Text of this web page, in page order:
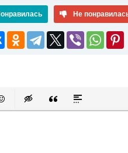
Не
списоксписок
смайлик
Вставка скрытого текста
Вставка цитаты
Вставка